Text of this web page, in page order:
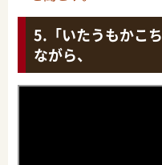
「いたうもかこ
ながら、